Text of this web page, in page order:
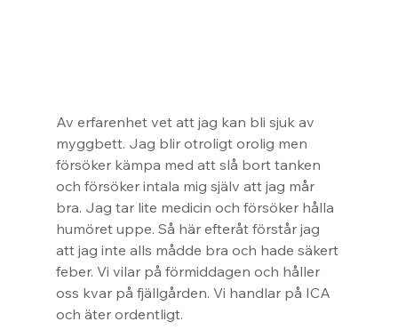
Av erfarenhet vet att jag kan bli sjuk av
myggbett. Jag blir otroligt orolig men
försöker kämpa med att slå bort tanken
och försöker intala mig själv att jag mår
bra. Jag tar lite medicin och försöker hålla
humöret uppe. Så här efteråt förstår jag
att jag inte alls mådde bra och hade säkert
feber. Vi vilar på förmiddagen och håller
oss kvar på fjällgården. Vi handlar på ICA
och äter ordentligt.